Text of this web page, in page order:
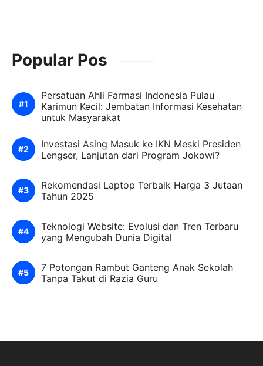
Popular Pos
Persatuan Ahli Farmasi Indonesia Pulau
Karimun Kecil: Jembatan Informasi Kesehatan
untuk Masyarakat
Investasi Asing Masuk ke IKN Meski Presiden
Lengser, Lanjutan dari Program Jokowi?
Rekomendasi Laptop Terbaik Harga 3 Jutaan
Tahun 2025
Teknologi Website: Evolusi dan Tren Terbaru
yang Mengubah Dunia Digital
7 Potongan Rambut Ganteng Anak Sekolah
Tanpa Takut di Razia Guru